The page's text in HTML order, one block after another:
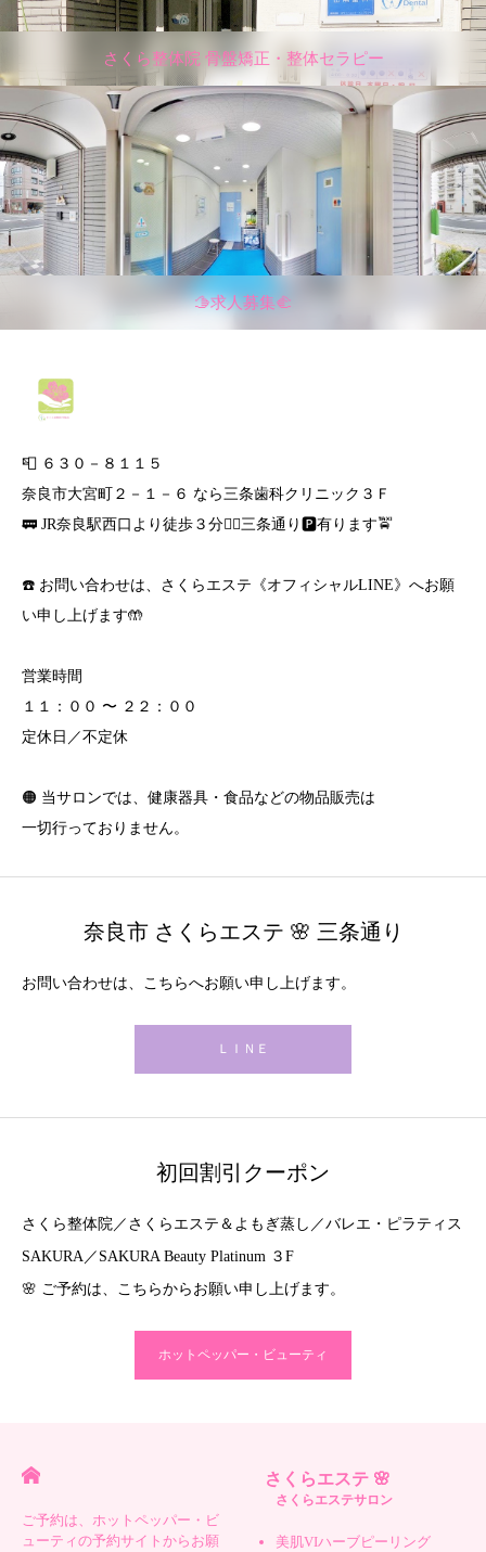
さくら整体院 骨盤矯正・整体セラピー
🫱求人募集🫲
📮 ６３０－８１１５
奈良市大宮町２－１－６ なら三条歯科クリニック３Ｆ
🚃 JR奈良駅西口より徒歩３分🚶‍♀️三条通り🅿️有ります🚖
☎️ お問い合わせは、さくらエステ《オフィシャルLINE》へお願
い申し上げます🤲
営業時間
１１：００ 〜 ２２：００
定休日／不定休
🟠 当サロンでは、健康器具・食品などの物品販売は
一切行っておりません。
奈良市 さくらエステ 🌸 三条通り
お問い合わせは、こちらへお願い申し上げます。
ＬＩＮＥ
初回割引クーポン
さくら整体院／さくらエステ＆よもぎ蒸し／バレエ・ピラティス
SAKURA／SAKURA Beauty Platinum ３F
🌸 ご予約は、こちらからお願い申し上げます。
ホットペッパー・ビューティ
ご予約は、ホットペッパー・ビ
ューティの予約サイトからお願
さくらエステ 🌸
さくらエステサロン
美肌VIハーブピーリング